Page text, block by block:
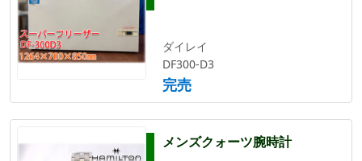
ダイレイ
DF300-D3
完売
メンズクォーツ腕時計